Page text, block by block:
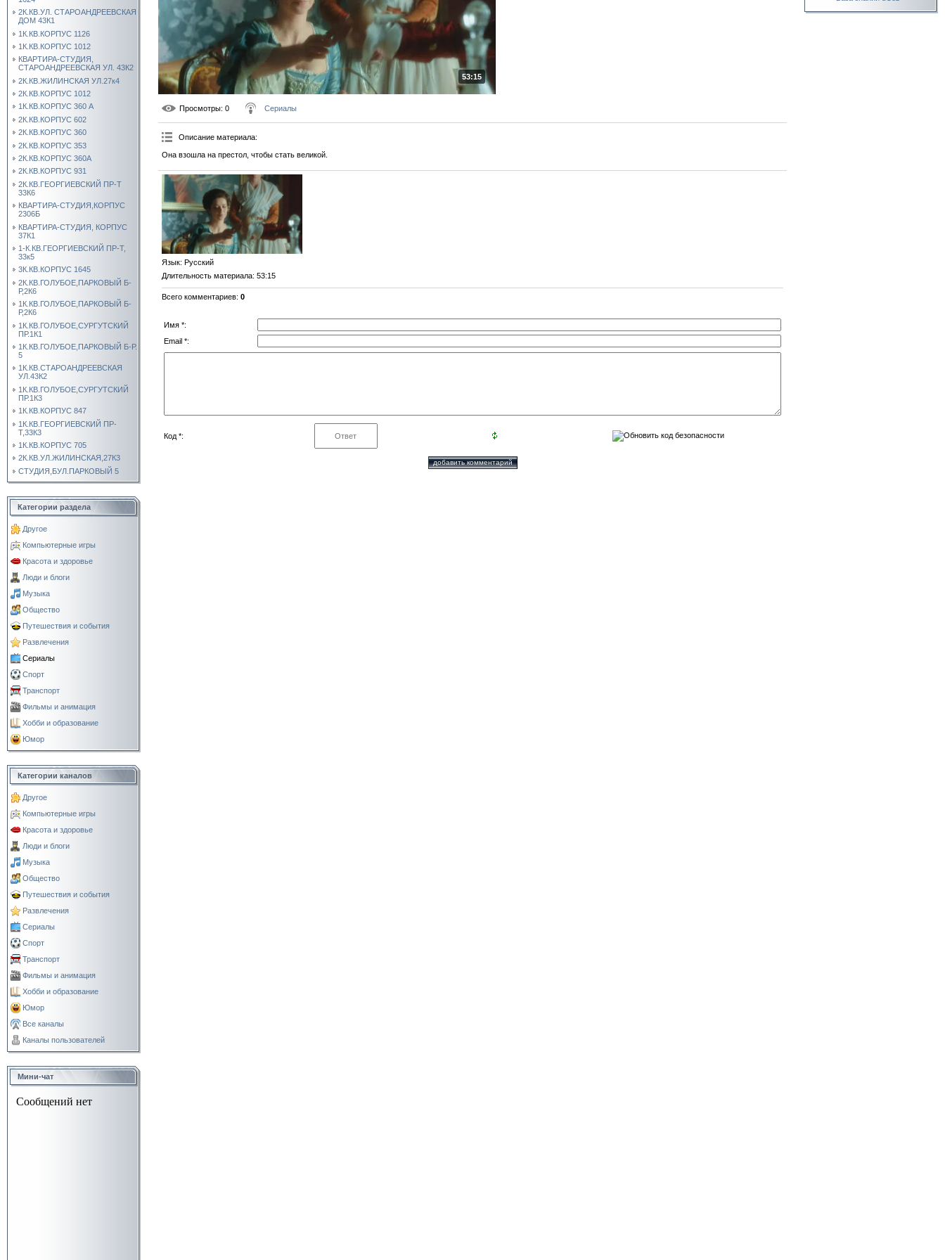
2К.КВ.УЛ. СТАРОАНДРЕЕВСКАЯ
ДОМ 43К1
1К.КВ.КОРПУС 1126
1К.КВ.КОРПУС 1012
КВАРТИРА-СТУДИЯ,
СТАРОАНДРЕЕВСКАЯ УЛ. 43К2
2К.КВ.ЖИЛИНСКАЯ УЛ.27к4
2К.КВ.КОРПУС 1012
1К.КВ.КОРПУС 360 А
2К.КВ.КОРПУС 602
2К.КВ.КОРПУС 360
2К.КВ.КОРПУС 353
2К.КВ.КОРПУС 360А
2К.КВ.КОРПУС 931
2К.КВ.ГЕОРГИЕВСКИЙ ПР-Т
33К6
КВАРТИРА-СТУДИЯ,КОРПУС
2306Б
КВАРТИРА-СТУДИЯ, КОРПУС
37К1
1-К.КВ.ГЕОРГИЕВСКИЙ ПР-Т,
33к5
3К.КВ.КОРПУС 1645
2К.КВ.ГОЛУБОЕ,ПАРКОВЫЙ Б-
Р,2К6
1К.КВ.ГОЛУБОЕ,ПАРКОВЫЙ Б-
Р,2К6
1К.КВ.ГОЛУБОЕ,СУРГУТСКИЙ
ПР.1К1
1К.КВ.ГОЛУБОЕ,ПАРКОВЫЙ Б-Р.
5
1К.КВ.СТАРОАНДРЕЕВСКАЯ
УЛ.43К2
1К.КВ.ГОЛУБОЕ,СУРГУТСКИЙ
ПР.1К3
1К.КВ.КОРПУС 847
1К.КВ.ГЕОРГИЕВСКИЙ ПР-
Т,33К3
1К.КВ.КОРПУС 705
2К.КВ.УЛ.ЖИЛИНСКАЯ,27К3
СТУДИЯ,БУЛ.ПАРКОВЫЙ 5
Категории раздела
Другое
Компьютерные игры
Красота и здоровье
Люди и блоги
Музыка
Общество
Путешествия и события
Развлечения
Сериалы
Спорт
Транспорт
Фильмы и анимация
Хобби и образование
Юмор
Категории каналов
Другое
Компьютерные игры
Красота и здоровье
Люди и блоги
Музыка
Общество
Путешествия и события
Развлечения
Сериалы
Спорт
Транспорт
Фильмы и анимация
Хобби и образование
Юмор
Все каналы
Каналы пользователей
Мини-чат
53:15
Просмотры: 0 Сериалы
Описание материала:
Она взошла на престол, чтобы стать великой.
Язык: Русский
Длительность материала: 53:15
Всего комментариев: 0
Имя *:
Email *:
Код *: